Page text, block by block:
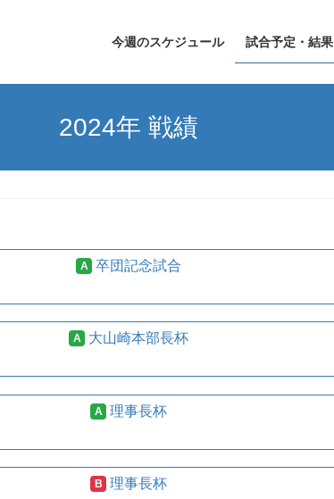
今週のスケジュール 試合予定・結果
2024年 戦績
A 卒団記念試合
A 大山崎本部長杯
A 理事長杯
B 理事長杯